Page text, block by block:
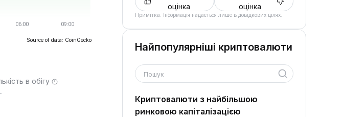
Source of data: CoinGecko
в обігу
оцінка
оцінка
Примітка. Інформація надається лише в довідкових цілях.
Найпопулярніші криптовалюти
Пошук
Криптовалюти з найбільшою
ринковою капіталізацією